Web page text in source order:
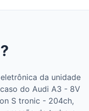
da unidade
do Audi A3 - 8V
S tronic - 204ch,